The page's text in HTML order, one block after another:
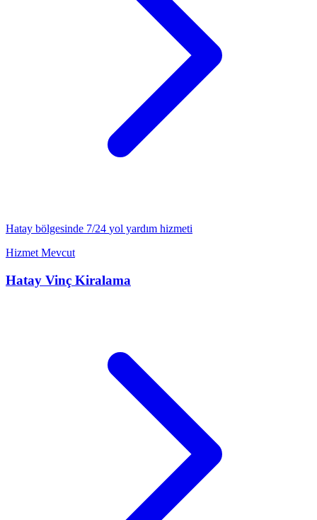
Hatay bölgesinde 7/24 yol yardım hizmeti
Hizmet Mevcut
Hatay Vinç Kiralama